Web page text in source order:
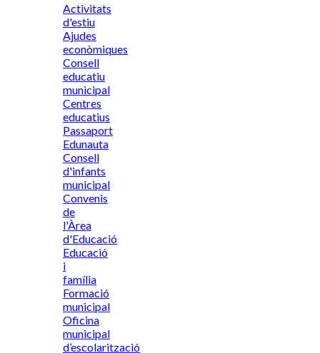
Activitats
d'estiu
Ajudes
econòmiques
Consell
educatiu
municipal
Centres
educatius
Passaport
Edunauta
Consell
d'infants
municipal
Convenis
de
l'Àrea
d'Educació
Educació
i
família
Formació
municipal
Oficina
municipal
d’escolarització